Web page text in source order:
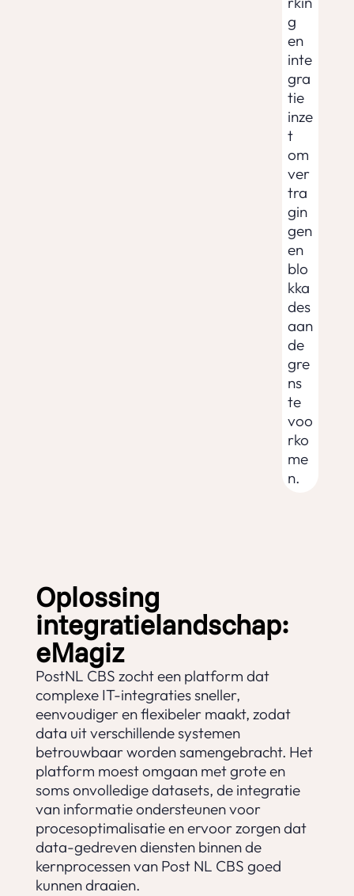
g
en
inte
gra
tie
inze
t
om
ver
tra
gin
gen
en
blo
kka
des
aan
de
gre
ns
te
voo
rko
me
n.
Oplossing
integratielandschap:
eMagiz
PostNL CBS zocht een platform dat
complexe IT-integraties sneller,
eenvoudiger en flexibeler maakt, zodat
data uit verschillende systemen
betrouwbaar worden samengebracht. Het
platform moest omgaan met grote en
soms onvolledige datasets, de integratie
van informatie ondersteunen voor
procesoptimalisatie en ervoor zorgen dat
data-gedreven diensten binnen de
kernprocessen van Post NL CBS goed
kunnen draaien.